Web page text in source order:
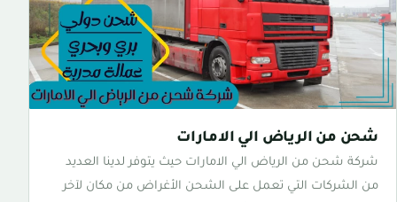
شحن من الرياض الي الامارات
شركة شحن من الرياض الي الامارات حيث يتوفر لدينا العديد
من الشركات التي تعمل على الشحن الأغراض من مكان لآخر